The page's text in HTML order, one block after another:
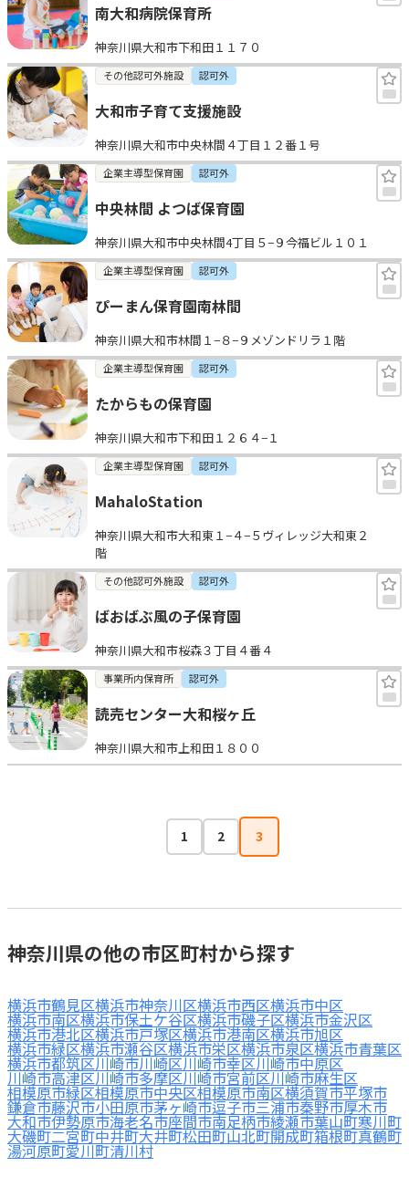
南大和病院保育所
神奈川県大和市下和田１１７０
その他認可外施設 認可外
大和市子育て支援施設
神奈川県大和市中央林間４丁目１２番１号
企業主導型保育園 認可外
中央林間 よつば保育園
神奈川県大和市中央林間4丁目５−９今福ビル１０１
企業主導型保育園 認可外
ぴーまん保育園南林間
神奈川県大和市林間１−８−９メゾンドリラ１階
企業主導型保育園 認可外
たからもの保育園
神奈川県大和市下和田１２６４−１
企業主導型保育園 認可外
MahaloStation
神奈川県大和市大和東１−４−５ヴィレッジ大和東２
階
その他認可外施設 認可外
ばおばぶ風の子保育園
神奈川県大和市桜森３丁目４番４
事業所内保育所 認可外
読売センター大和桜ヶ丘
神奈川県大和市上和田１８００
1 2 3
神奈川県の他の市区町村から探す
横浜市鶴見区横浜市神奈川区横浜市西区横浜市中区
横浜市南区横浜市保土ケ谷区横浜市磯子区横浜市金沢区
横浜市港北区横浜市戸塚区横浜市港南区横浜市旭区
横浜市緑区横浜市瀬谷区横浜市栄区横浜市泉区横浜市青葉区
横浜市都筑区川崎市川崎区川崎市幸区川崎市中原区
川崎市高津区川崎市多摩区川崎市宮前区川崎市麻生区
相模原市緑区相模原市中央区相模原市南区横須賀市平塚市
鎌倉市藤沢市小田原市茅ヶ崎市逗子市三浦市秦野市厚木市
大和市伊勢原市海老名市座間市南足柄市綾瀬市葉山町寒川町
大磯町二宮町中井町大井町松田町山北町開成町箱根町真鶴町
湯河原町愛川町清川村